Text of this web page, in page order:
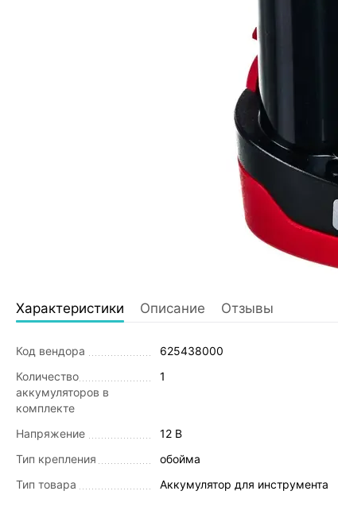
Характеристики Описание Отзывы
Код вендора
625438000
Количество
аккумуляторов в
комплекте
1
Напряжение
12 В
Тип крепления
обойма
Тип товара
Аккумулятор для инструмента